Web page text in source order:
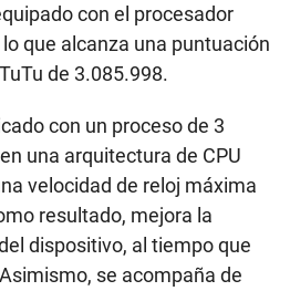
con el procesador
que alcanza una puntuación
de 3.085.998.
con un proceso de 3
una arquitectura de CPU
velocidad de reloj máxima
resultado, mejora la
dispositivo, al tiempo que
se acompaña de